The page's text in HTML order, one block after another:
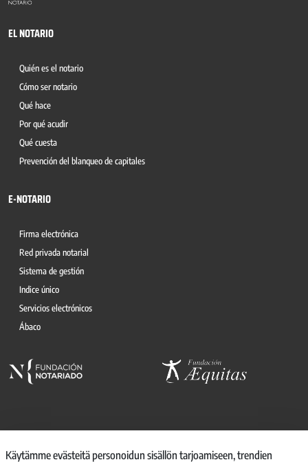
EL NOTARIO
Quién es el notario
Cómo ser notario
Qué hace
Por qué acudir
Qué cuesta
Prevención del blanqueo de capitales
E-NOTARIO
Firma electrónica
Red privada notarial
Sistema de gestión
Indice único
Servicios electrónicos
Ábaco
© 2026, CONSEJO GENERAL DEL NOTARIO
Käytämme evästeitä personoidun sisällön tarjoamiseen, trendien